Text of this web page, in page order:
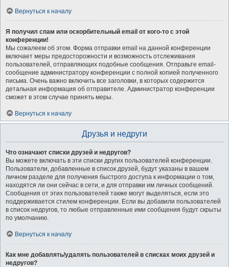
Вернуться к началу
Я получил спам или оскорбительный email от кого-то с этой
конференции!
Мы сожалеем об этом. Форма отправки email на данной конференции
включает меры предосторожности и возможность отслеживания
пользователей, отправляющих подобные сообщения. Отправьте email-
сообщение администратору конференции с полной копией полученного
письма. Очень важно включить все заголовки, в которых содержится
детальная информация об отправителе. Администратор конференции
сможет в этом случае принять меры.
Вернуться к началу
Друзья и недруги
Что означают списки друзей и недругов?
Вы можете включать в эти списки других пользователей конференции.
Пользователи, добавленные в список друзей, будут указаны в вашем
личном разделе для получения быстрого доступа к информации о том,
находятся ли они сейчас в сети, и для отправки им личных сообщений.
Сообщения от этих пользователей также могут выделяться, если это
поддерживается стилем конференции. Если вы добавили пользователей
в список недругов, то любые отправленные ими сообщения будут скрыты
по умолчанию.
Вернуться к началу
Как мне добавлять/удалять пользователей в списках моих друзей и
недругов?